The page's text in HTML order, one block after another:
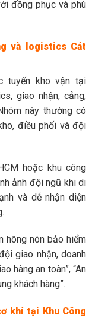
đồng phục và phù
và logistics Cát
tuyến kho vận tại
giao nhận, cảng,
này thường có
điều phối và đội
hoặc khu công
ảnh đội ngũ khi di
và dễ nhận diện
hông nón bảo hiểm
giao nhận, doanh
hàng an toàn”, “An
khách hàng”.
khí tại Khu Công